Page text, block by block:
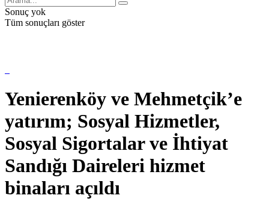
Sonuç yok
Tüm sonuçları göster
Yenierenköy ve Mehmetçik’e
yatırım; Sosyal Hizmetler,
Sosyal Sigortalar ve İhtiyat
Sandığı Daireleri hizmet
binaları açıldı